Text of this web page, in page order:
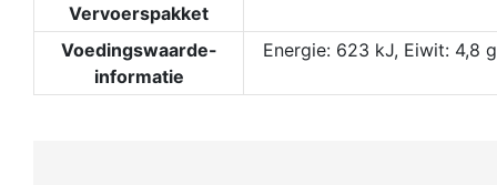
Vervoerspakket
Voedingswaarde-
informatie
Energie: 623 kJ, Eiwit: 4,8